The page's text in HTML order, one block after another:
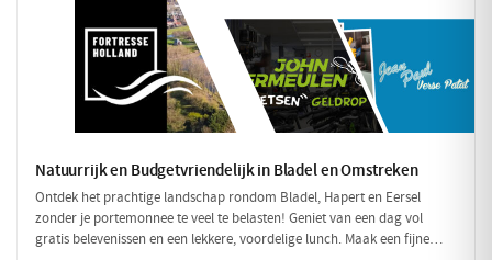
Natuurrijk en Budgetvriendelijk in Bladel en Omstreken
Ontdek het prachtige landschap rondom Bladel, Hapert en Eersel
zonder je portemonnee te veel te belasten! Geniet van een dag vol
gratis belevenissen en een lekkere, voordelige lunch. Maak een fijne